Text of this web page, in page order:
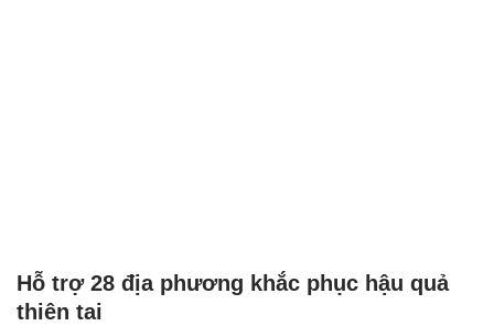
Hỗ trợ 28 địa phương khắc phục hậu quả
thiên tai